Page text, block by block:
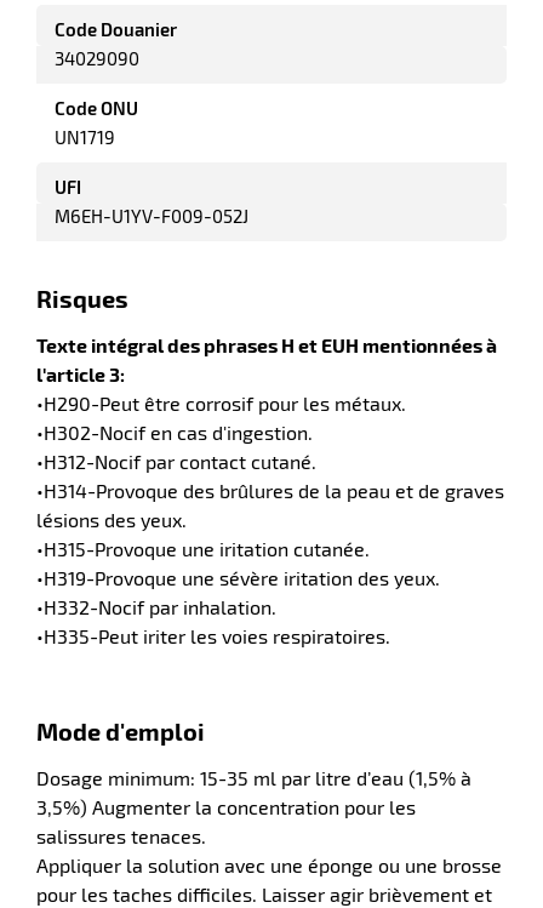
Code Douanier
34029090
Code ONU
UN1719
UFI
M6EH-U1YV-F009-052J
Risques
Texte intégral des phrases H et EUH mentionnées à
l'article 3:
•H290-Peut être corrosif pour les métaux.
•H302-Nocif en cas d'ingestion.
•H312-Nocif par contact cutané.
•H314-Provoque des brûlures de la peau et de graves
lésions des yeux.
•H315-Provoque une iritation cutanée.
•H319-Provoque une sévère iritation des yeux.
•H332-Nocif par inhalation.
•H335-Peut iriter les voies respiratoires.
Mode d'emploi
Dosage minimum: 15-35 ml par litre d’eau (1,5% à
3,5%) Augmenter la concentration pour les
salissures tenaces.
Appliquer la solution avec une éponge ou une brosse
pour les taches difficiles. Laisser agir brièvement et